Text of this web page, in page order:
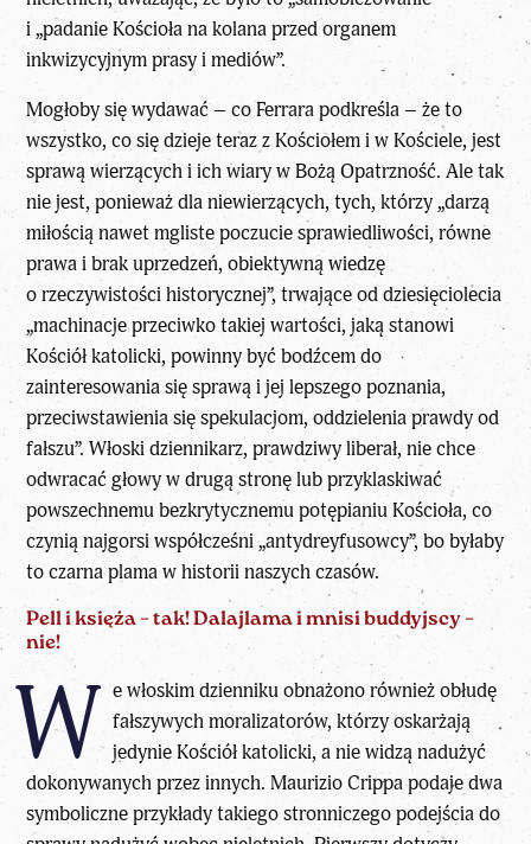
i „padanie Kościoła na kolana przed organem
inkwizycyjnym prasy i mediów”.
Mogłoby się wydawać – co Ferrara podkreśla – że to
wszystko, co się dzieje teraz z Kościołem i w Kościele, jest
sprawą wierzących i ich wiary w Bożą Opatrzność. Ale tak
nie jest, ponieważ dla niewierzących, tych, którzy „darzą
miłością nawet mgliste poczucie sprawiedliwości, równe
prawa i brak uprzedzeń, obiektywną wiedzę
o rzeczywistości historycznej”, trwające od dziesięciolecia
„machinacje przeciwko takiej wartości, jaką stanowi
Kościół katolicki, powinny być bodźcem do
zainteresowania się sprawą i jej lepszego poznania,
przeciwstawienia się spekulacjom, oddzielenia prawdy od
fałszu”. Włoski dziennikarz, prawdziwy liberał, nie chce
odwracać głowy w drugą stronę lub przyklaskiwać
powszechnemu bezkrytycznemu potępianiu Kościoła, co
czynią najgorsi współcześni „antydreyfusowcy”, bo byłaby
to czarna plama w historii naszych czasów.
Pell i księża – tak! Dalajlama i mnisi buddyjscy –
nie!
W e włoskim dzienniku obnażono również obłudę
fałszywych moralizatorów, którzy oskarżają
jedynie Kościół katolicki, a nie widzą nadużyć
dokonywanych przez innych. Maurizio Crippa podaje dwa
symboliczne przykłady takiego stronniczego podejścia do